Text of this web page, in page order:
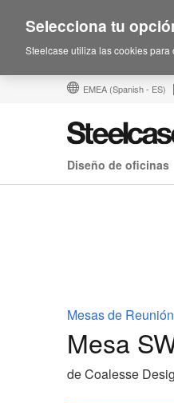
EMEA (Spanish - ES)
Diseño de oficinas
Mesas de
Mesa
de Coalesse
Selecciona tu
Steelcase utiliza las cookies